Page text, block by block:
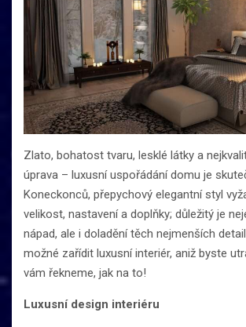
Zlato, bohatost tvaru, lesklé látky a
úprava – luxusní uspořádání domu je
Koneckonců, přepychový elegantní styl
velikost, nastavení a doplňky; důležitý je
nápad, ale i doladění těch nejmenších
možné zařídit luxusní interiér, aniž byste
vám řekneme, jak na to!
Luxusní design interiéru